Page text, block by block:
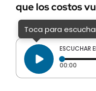
que los costos
Toca para
ESCUCHAR
00:00